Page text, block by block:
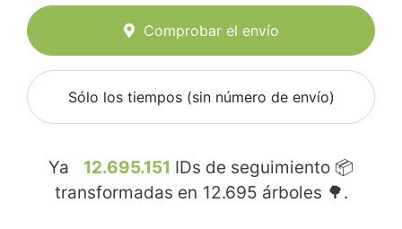
Comprobar el envío
Sólo los tiempos (sin número de envío)
Ya 12.695.151 IDs de seguimiento 📦
transformadas en 12.695 árboles 🌳.